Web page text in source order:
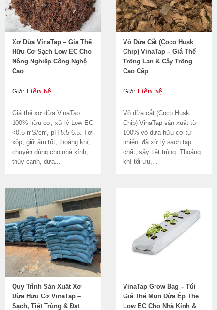
Xơ Dừa VinaTap – Giá Thể
Hữu Cơ Sạch Low EC Cho
Nông Nghiệp Công Nghệ
Cao
Giá: Liên hệ
Giá thể xơ dừa VinaTap
100% hữu cơ, xử lý Low EC
<0.5 mS/cm, pH 5.5-6.5. Tơi
xốp, giữ ẩm tốt, thoáng khí,
chuyên dùng cho nhà kính,
thủy canh, dưa...
Vỏ Dừa Cắt (Coco Husk
Chip) VinaTap – Giá Thể
Trồng Lan & Cây Trồng
Cao Cấp
Giá: Liên hệ
Vỏ dừa cắt (Coco Husk
Chip) VinaTap sản xuất từ
100% vỏ dừa hữu cơ tự
nhiên, đã xử lý sạch tạp
chất, sấy tiệt trùng. Thoáng
khí tối ưu,...
Quy Trình Sản Xuất Xơ
Dừa Hữu Cơ VinaTap –
Sạch, Tiệt Trùng & Đạt
VinaTap Grow Bag – Túi
Giá Thể Mụn Dừa Ép Thẻ
Low EC Cho Nhà Kính &